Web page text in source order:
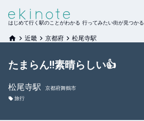
はじめて行く駅のことがわかる 行ってみたい街が見つかる
近畿 京都府 松尾寺駅
たまらん‼️素晴らしい👍
松尾寺駅
京都府舞鶴市
旅行